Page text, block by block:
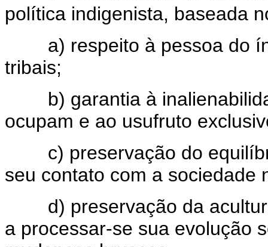
política indigenista, baseada
a) respeito à pessoa do
tribais;
b) garantia à
ocupam e ao usufruto
c) preservação do
seu contato com a sociedade
d) preservação da
a processar-se sua evolução